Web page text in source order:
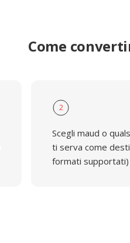
Come
2
Scegli maud o
ti serva come
formati supportati)